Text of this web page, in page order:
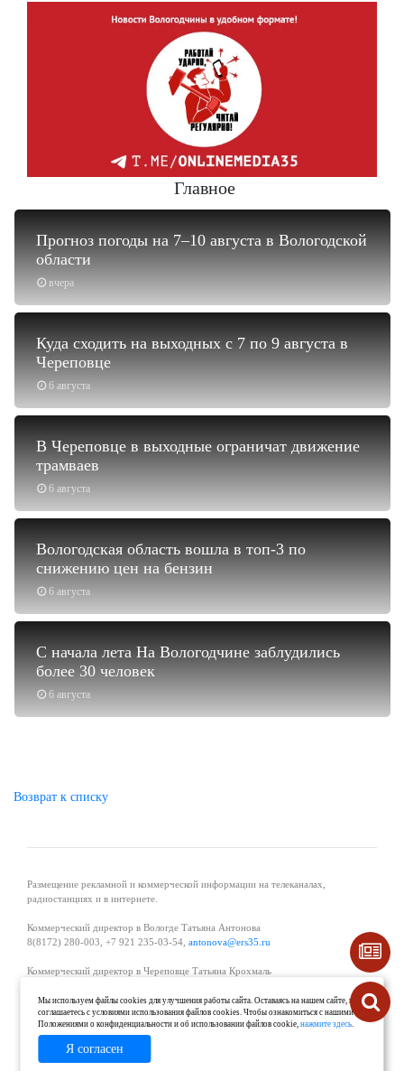
Главное
вчера
Прогноз погоды на 7–10 августа в Вологодской
области
6 августа
Куда сходить на выходных с 7 по 9 августа в
Череповце
6 августа
В Череповце в выходные ограничат движение
трамваев
6 августа
Вологодская область вошла в топ-3 по
снижению цен на бензин
6 августа
С начала лета На Вологодчине заблудились
более 30 человек
Возврат к списку
Размещение рекламной и коммерческой информации на телеканалах,
радиостанциях и в интернете.
Коммерческий директор в Вологде Татьяна Антонова
8(8172) 280-003, +7 921 235-03-54, antonova@ers35.ru
Коммерческий директор в Череповце Татьяна Крохмаль
Начальник отдела рекламы в Великом Устюге Екатерина Вьюжанина 8(81738)
2-04-44, +7 921 125-06-40,katrinv81@mail.ru
О проекте
Мы используем файлы cookies для улучшения работы сайта. Оставаясь на нашем сайте, вы
соглашаетесь с условиями использования файлов cookies. Чтобы ознакомиться с нашими
Положениями о конфиденциальности и об использовании файлов cookie,нажмите здесь.
Я согласен